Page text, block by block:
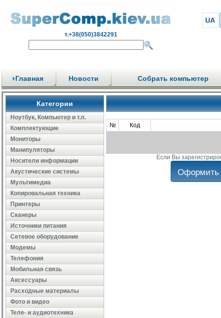
т.+38(050)3842291
UA
Главная Новости Собрать компьютер
Категории
Ноутбук, Компьютер и т.п.
Комплектующие
Мониторы
Манипуляторы
Носители информации
Акустические системы
Мультимедиа
Копировальная техника
Принтеры
Сканеры
Источники питания
Сетевое оборудование
Модемы
Телефония
Мобильная связь
Аксессуары
Расходные материалы
Фото и видео
Теле- и аудиотехника
№ Код
Если Вы